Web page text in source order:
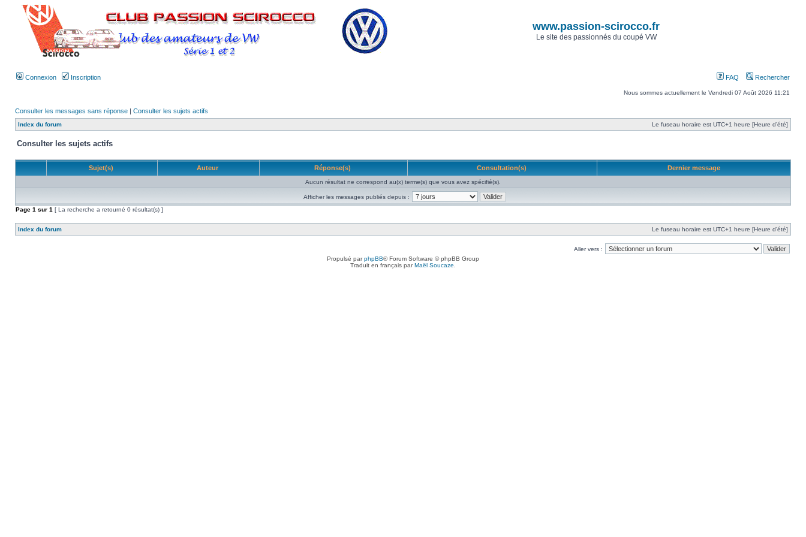
www.passion-scirocco.fr
Le site des passionnés du coupé VW
Connexion Inscription FAQ Rechercher
Nous sommes actuellement le Vendredi 07 Août 2026 11:21
Consulter les messages sans réponse | Consulter les sujets actifs
Index du forum Le fuseau horaire est UTC+1 heure [Heure d’été]
Consulter les sujets actifs
Sujet(s) Auteur Réponse(s) Consultation(s) Dernier message
Aucun résultat ne correspond au(x) terme(s) que vous avez spécifié(s).
Afficher les messages publiés depuis :
Page 1 sur 1 [ La recherche a retourné 0 résultat(s) ]
Index du forum Le fuseau horaire est UTC+1 heure [Heure d’été]
Aller vers :
Propulsé parphpBB® Forum Software © phpBB Group
Traduit en français parMaël Soucaze